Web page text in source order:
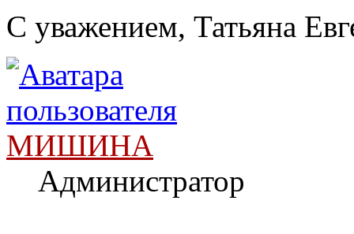
С уважением, Татьяна
МИШИНА
Администратор